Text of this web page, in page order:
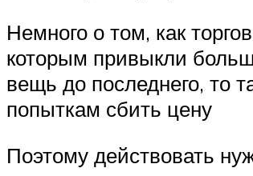
Немного о том, как
которым привыкли
вещь до последнего, то
попыткам сбить цену
Поэтому действовать